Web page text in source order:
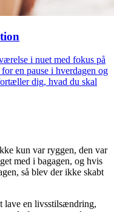
i nuet med fokus på
en pause i hverdagen og
dig, hvad du skal
kun var ryggen, den var
med i bagagen, og hvis
så blev der ikke skabt
lave en livsstilsændring,